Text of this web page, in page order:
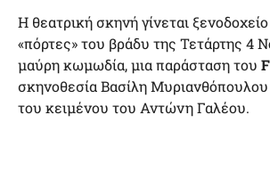
Η θεατρική σκηνή γίνεται
«πόρτες» του βράδυ της Τετάρτης 4
μαύρη κωμωδία, μια παράσταση του
σκηνοθεσία Βασίλη
του κειμένου του Αντώνη Γαλέου.